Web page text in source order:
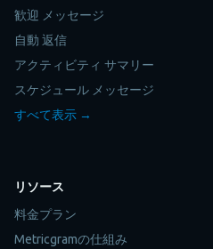
歓迎 メッセージ
自動 返信
アクティビティ サマリー
スケジュール メッセージ
すべて表示 →
リソース
料金プラン
Metricgramの仕組み